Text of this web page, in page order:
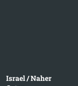
Israel / Naher